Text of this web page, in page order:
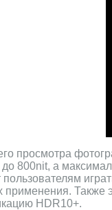
просмотра
800nit, а
пользователям
применения. Также
HDR10+.